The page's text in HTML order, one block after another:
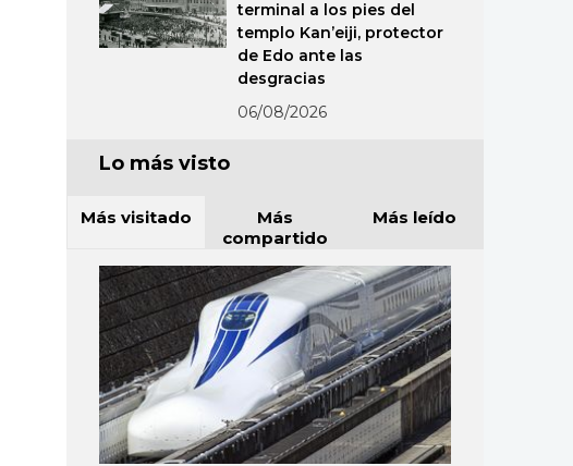
terminal a los pies del
templo Kan’eiji, protector
de Edo ante las
desgracias
06/08/2026
Lo más visto
Más visitado
Más
compartido
Más leído